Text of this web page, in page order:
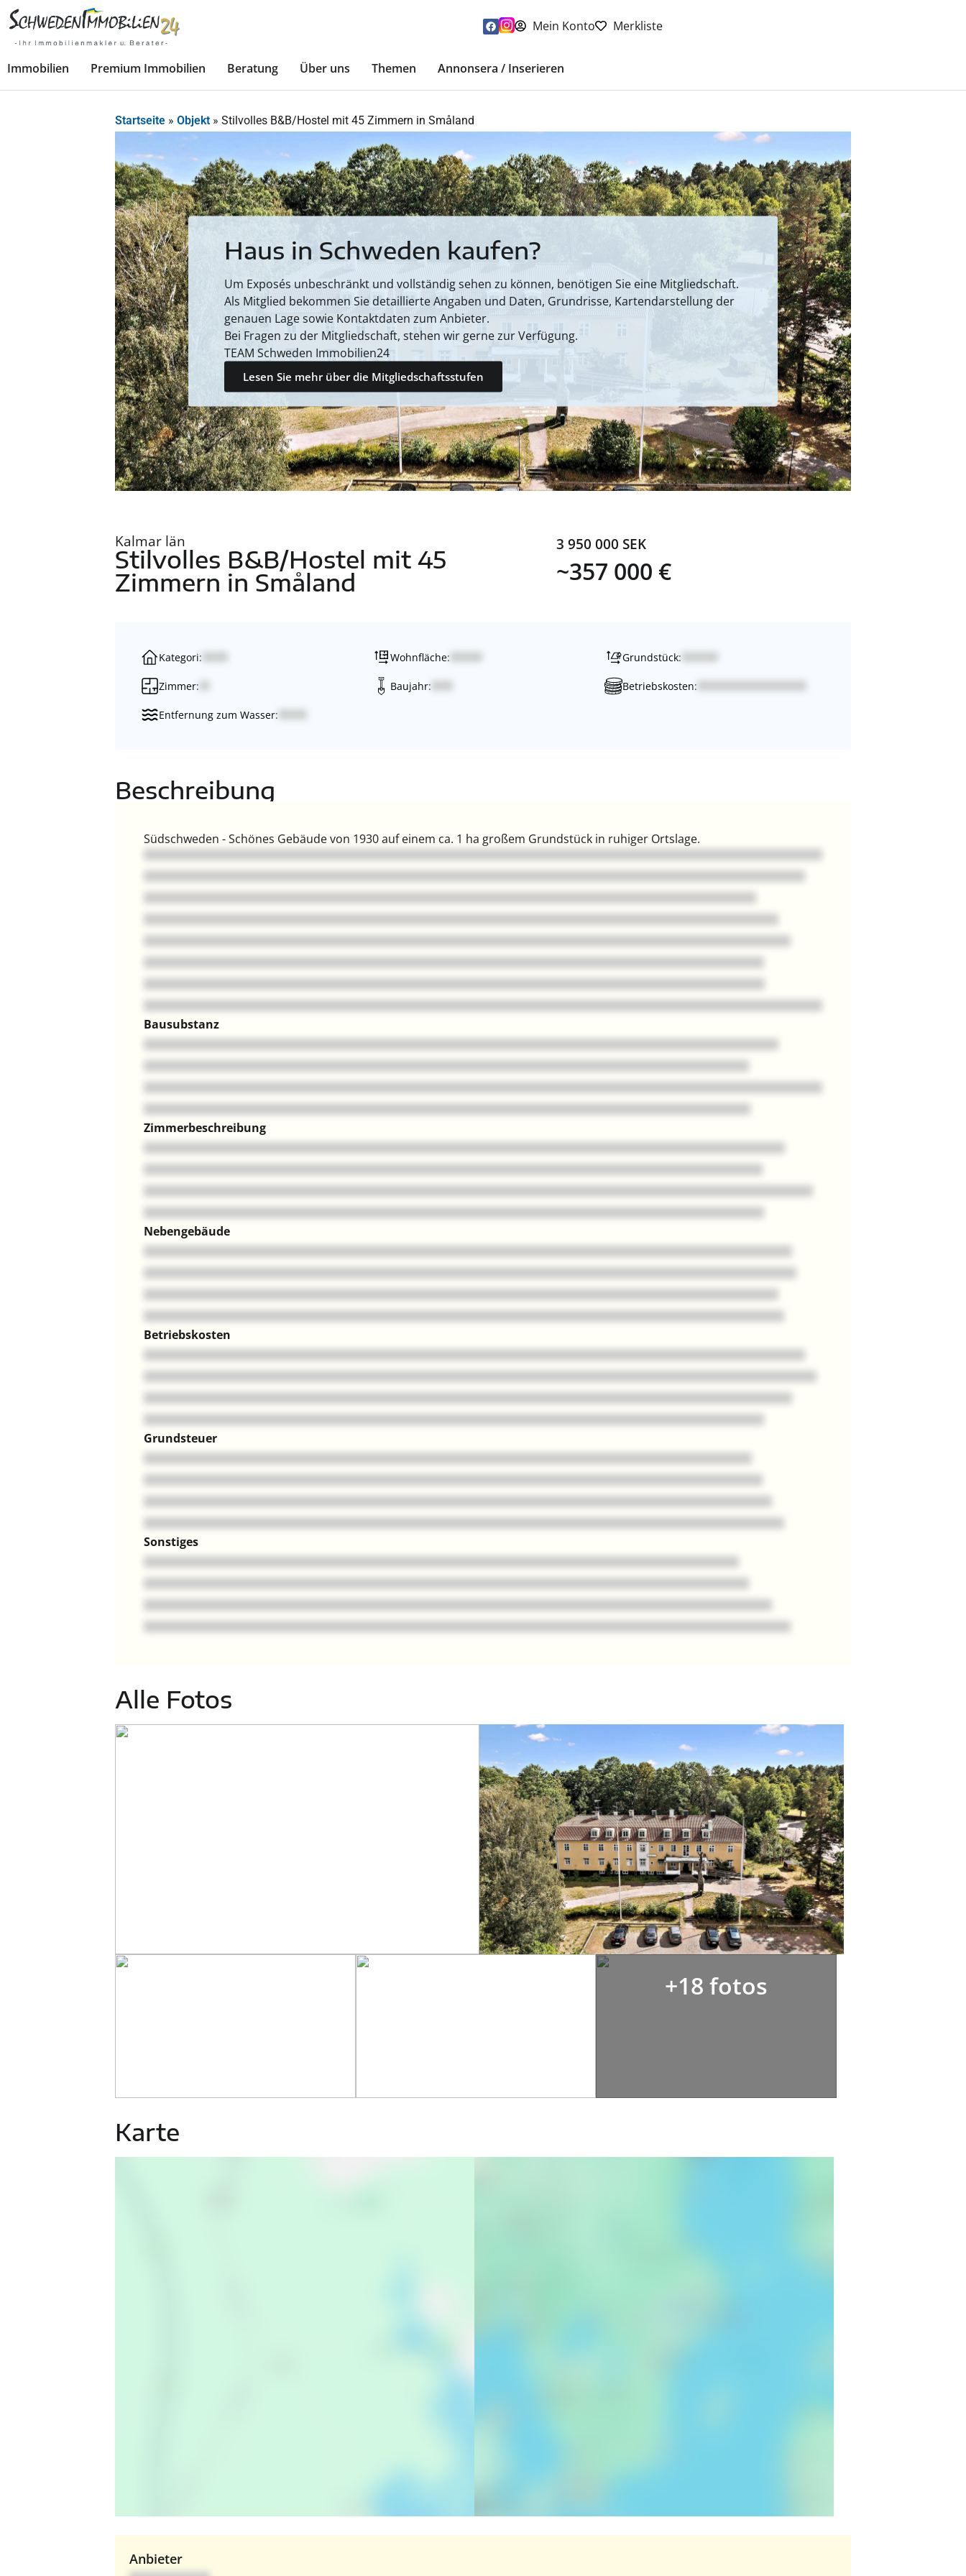
Mein Konto Merkliste
Immobilien Premium Immobilien Beratung Über uns Themen Annonsera / Inserieren
Startseite » Objekt » Stilvolles B&B/Hostel mit 45 Zimmern in Småland
Haus in Schweden kaufen?
Um Exposés unbeschränkt und vollständig sehen zu können, benötigen Sie eine Mitgliedschaft.
Als Mitglied bekommen Sie detaillierte Angaben und Daten, Grundrisse, Kartendarstellung der
genauen Lage sowie Kontaktdaten zum Anbieter.
Bei Fragen zu der Mitgliedschaft, stehen wir gerne zur Verfügung.
TEAM Schweden Immobilien24
Lesen Sie mehr über die Mitgliedschaftsstufen
Kalmar län
Stilvolles B&B/Hostel mit 45
Zimmern in Småland
3 950 000 SEK
~357 000 €
Kategori: Wohnfläche: Grundstück:
Zimmer: Baujahr: Betriebskosten:
Entfernung zum Wasser:
Beschreibung
Südschweden - Schönes Gebäude von 1930 auf einem ca. 1 ha großem Grundstück in ruhiger Ortslage.
Bausubstanz
Zimmerbeschreibung
Nebengebäude
Betriebskosten
Grundsteuer
Sonstiges
Alle Fotos
+18 fotos
Karte
Anbieter